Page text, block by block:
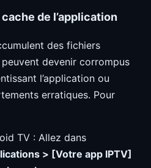
de l’application
des fichiers
devenir corrompus
l’application ou
erratiques. Pour
TV : Allez dans
> [Votre app IPTV]